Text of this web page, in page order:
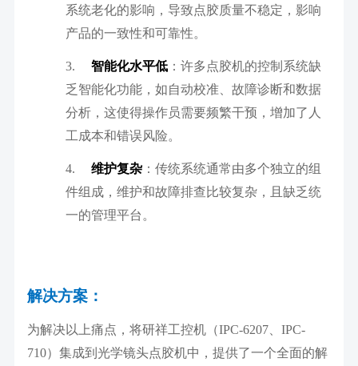
系统老化的影响，导致点胶质量不稳定，影响
产品的一致性和可靠性。
3. 智能化水平低：许多点胶机的控制系统缺
乏智能化功能，如自动校准、故障诊断和数据
分析，这使得操作员需要频繁干预，增加了人
工成本和错误风险。
4. 维护复杂：传统系统通常由多个独立的组
件组成，维护和故障排查比较复杂，且缺乏统
一的管理平台。
解决方案：
为解决以上痛点，将研祥工控机（IPC-6207、IPC-
710）集成到光学镜头点胶机中，提供了一个全面的解